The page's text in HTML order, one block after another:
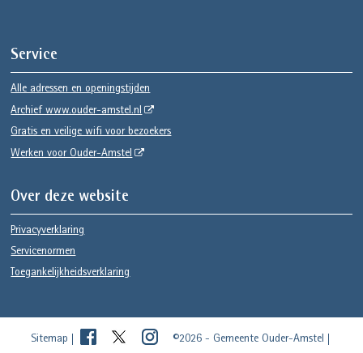
Service
Alle adressen en openingstijden
Archief www.ouder-amstel.nl
Gratis en veilige wifi voor bezoekers
Werken voor Ouder-Amstel
Over deze website
Privacyverklaring
Servicenormen
Toegankelijkheidsverklaring
Sitemap ©2026 - Gemeente Ouder-Amstel